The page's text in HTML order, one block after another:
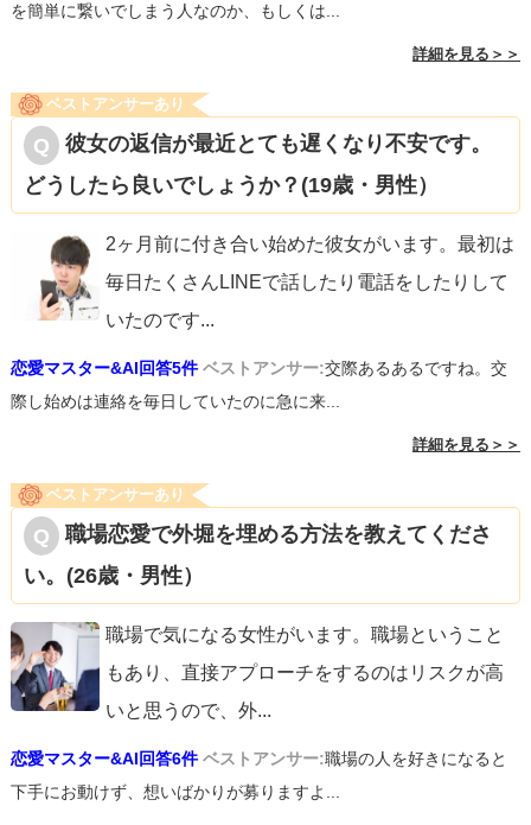
を簡単に繋いでしまう人なのか、もしくは...
詳細を見る＞＞
ベストアンサーあり
彼女の返信が最近とても遅くなり不安です。
どうしたら良いでしょうか？(19歳・男性）
2ヶ月前に付き合い始めた彼女がいます。最初は
毎日たくさんLINEで話したり電話をしたりして
いたのです...
恋愛マスター&AI回答5件 ベストアンサー:交際あるあるですね。交
際し始めは連絡を毎日していたのに急に来...
詳細を見る＞＞
ベストアンサーあり
職場恋愛で外堀を埋める方法を教えてくださ
い。(26歳・男性）
職場で気になる女性がいます。職場ということ
もあり、直接アプローチをするのはリスクが高
いと思うので、外...
恋愛マスター&AI回答6件 ベストアンサー:職場の人を好きになると
下手にお動けず、想いばかりが募りますよ...